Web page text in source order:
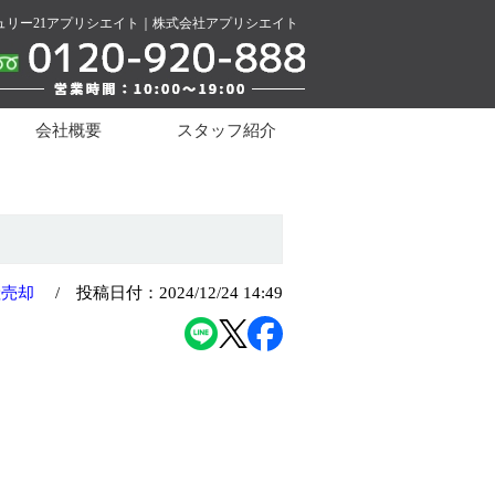
ー21アプリシエイト｜株式会社アプリシエイト
会社概要 スタッフ紹介
却 / 投稿日付：2024/12/24 14:49